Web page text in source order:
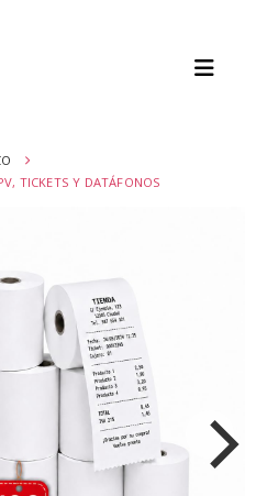
TICKETS Y DATÁFONOS